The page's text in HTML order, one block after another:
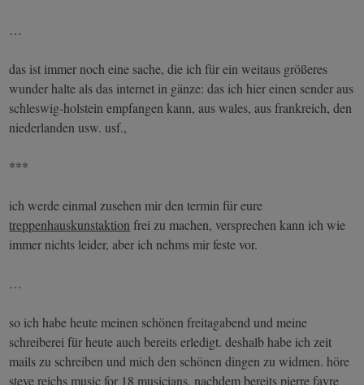
…
das ist immer noch eine sache, die ich für ein weitaus größeres
wunder halte als das internet in gänze: das ich hier einen sender aus
schleswig-holstein empfangen kann, aus wales, aus frankreich, den
niederlanden usw. usf.,
***
ich werde einmal zusehen mir den termin für eure
treppenhauskunstaktion frei zu machen, versprechen kann ich wie
immer nichts leider, aber ich nehms mir feste vor.
…
so ich habe heute meinen schönen freitagabend und meine
schreiberei für heute auch bereits erledigt. deshalb habe ich zeit
mails zu schreiben und mich den schönen dingen zu widmen. höre
steve reichs music for 18 musicians, nachdem bereits pierre favre